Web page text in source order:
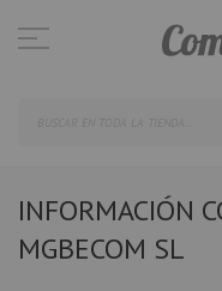
al
contenido
INFORMACIÓN
MGBECOM SL